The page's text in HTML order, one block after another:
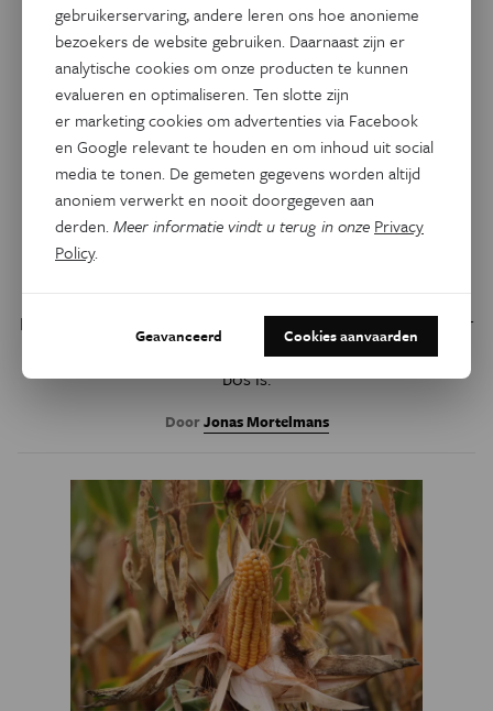
Eos Blogs Natuur & Milieu
Niet elke natuurbrand is
hetzelfde, zeker niet als er
Hitte en droogte verhogen het risico op bosbranden, maar
zijn niet de enige factoren die bepalen hoe kwetsbaar een
bos is.
DoorJonas Mortelmans
gebruikerservaring, andere leren ons hoe anonieme
bezoekers de website gebruiken. Daarnaast zijn er
analytische cookies om onze producten te kunnen
evalueren en optimaliseren. Ten slotte zijn
er marketing cookies om advertenties via Facebook
en Google relevant te houden en om inhoud uit social
media te tonen. De gemeten gegevens worden altijd
anoniem verwerkt en nooit doorgegeven aan
derden.Meer informatie vindt u terug in onze Privacy
Policy.
Geavanceerd Cookies aanvaarden